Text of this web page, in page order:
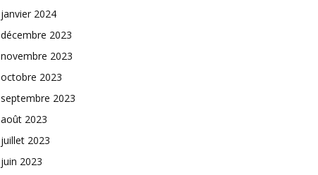
janvier 2024
décembre 2023
novembre 2023
octobre 2023
septembre 2023
août 2023
juillet 2023
juin 2023